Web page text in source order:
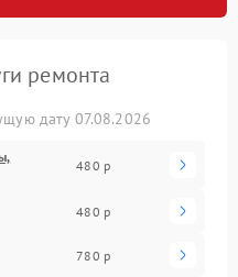
ремонта
дату 07.08.2026
480 р
480 р
780 р